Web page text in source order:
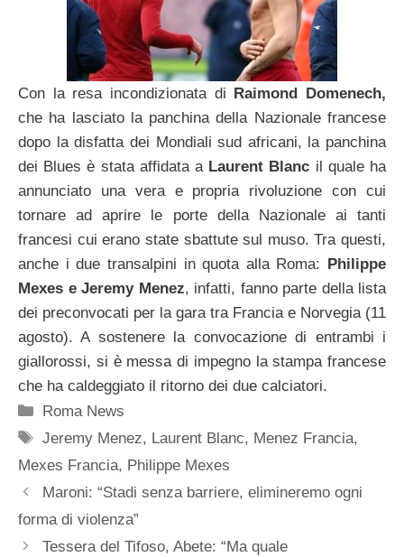
Con la resa incondizionata di
Raimond Domenech,
che ha lasciato la panchina della Nazionale francese
dopo la disfatta dei Mondiali sud africani, la panchina
dei Blues è stata affidata aLaurent Blanc il quale ha
annunciato una vera e propria rivoluzione con cui
tornare ad aprire le porte della Nazionale ai tanti
francesi cui erano state sbattute sul muso. Tra questi,
anche i due transalpini in quota alla Roma:
Philippe
Mexes e Jeremy Menez, infatti, fanno parte della lista
dei preconvocati per la gara tra Francia e Norvegia (11
agosto). A sostenere la convocazione di entrambi i
giallorossi, si è messa di impegno la stampa francese
che ha caldeggiato il ritorno dei due calciatori.
Categorie
Roma News
Tag
Jeremy Menez, Laurent Blanc, Menez Francia,
Mexes Francia, Philippe Mexes
Maroni: “Stadi senza barriere, elimineremo ogni
forma di violenza”
Tessera del Tifoso, Abete: “Ma quale